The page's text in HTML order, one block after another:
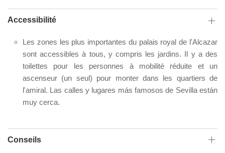
Accessibilité
Les zones les plus importantes du palais royal de l'Alcazar
sont accessibles à tous, y compris les jardins. Il y a des
toilettes pour les personnes à mobilité réduite et un
ascenseur (un seul) pour monter dans les quartiers de
l'amiral. Las calles y lugares más famosos de Sevilla están
muy cerca.
Conseils